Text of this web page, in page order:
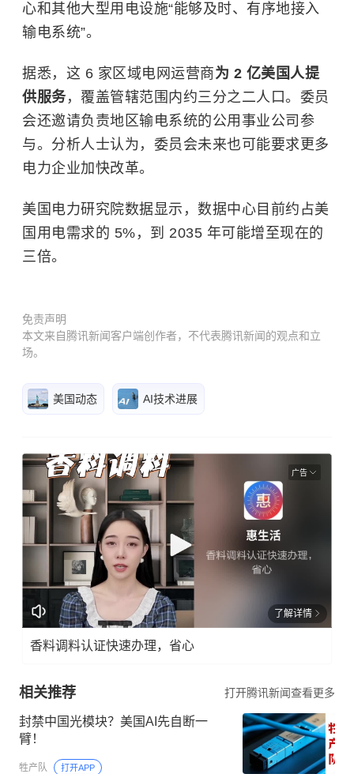
心和其他大型用电设施“能够及时、有序地接入
输电系统”。
据悉，这 6 家区域电网运营商为 2 亿美国人提
供服务，覆盖管辖范围内约三分之二人口。委员
会还邀请负责地区输电系统的公用事业公司参
与。分析人士认为，委员会未来也可能要求更多
电力企业加快改革。
美国电力研究院数据显示，数据中心目前约占美
国用电需求的 5%，到 2035 年可能增至现在的
三倍。
免责声明
本文来自腾讯新闻客户端创作者，不代表腾讯新闻的观点和立
场。
美国动态 AI技术进展
广告
了解详情
香料调料认证快速办理，省心
相关推荐 打开腾讯新闻查看更多
封禁中国光模块？美国AI先自断一
臂！
牲产队 打开APP